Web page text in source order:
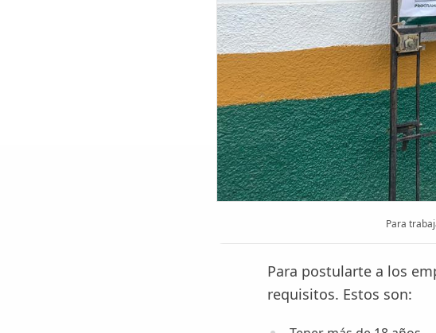
Para
Para postularte a los
requisitos. Estos son: